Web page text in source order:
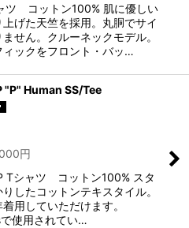
ツ コットン100% 肌に優しい
げた天竺を採用。丸胴でサイ
せん。クルーネックモデル。
ィックをフロント・バッ…
"P" Human SS/Tee
円
Tシャツ コットン100% スタ
したコットンテキスタイル。
用していただけます。
使用されてい…